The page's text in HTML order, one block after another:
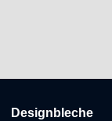
Designbleche